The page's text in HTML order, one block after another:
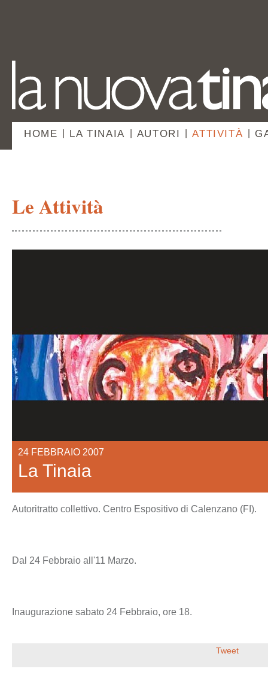
HOME LA TINAIA AUTORI ATTIVITÀ
Le Attività
24 FEBBRAIO 2007
La Tinaia
Autoritratto collettivo. Centro Espositivo di Calenzano (FI).
Dal 24 Febbraio all'11 Marzo.
Inaugurazione sabato 24 Febbraio, ore 18.
Tweet